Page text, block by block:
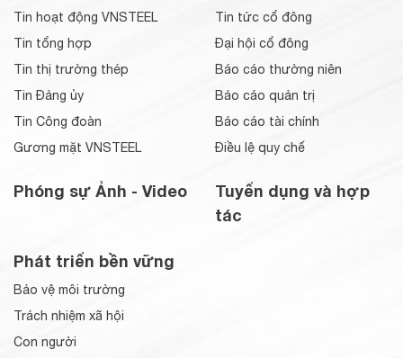
Tin hoạt động VNSTEEL
Tin tổng hợp
Tin thị trường thép
Tin Đảng ủy
Tin Công đoàn
Gương mặt VNSTEEL
Phóng sự Ảnh - Video
Tin tức cổ đông
Đại hội cổ đông
Báo cáo thường niên
Báo cáo quản trị
Báo cáo tài chính
Điều lệ quy chế
Tuyển dụng và hợp
tác
Phát triển bền vững
Bảo vệ môi trường
Trách nhiệm xã hội
Con người